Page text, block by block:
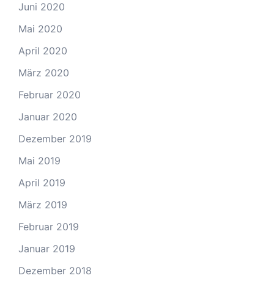
Juni 2020
Mai 2020
April 2020
März 2020
Februar 2020
Januar 2020
Dezember 2019
Mai 2019
April 2019
März 2019
Februar 2019
Januar 2019
Dezember 2018